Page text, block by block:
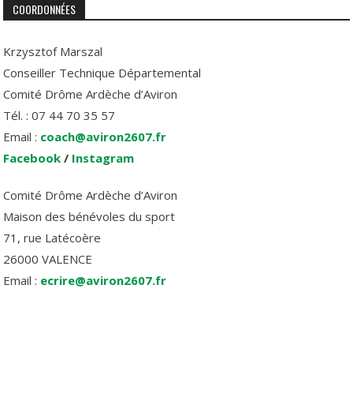
COORDONNÉES
Krzysztof Marszal
Conseiller Technique Départemental
Comité Drôme Ardèche d’Aviron
Tél. : 07 44 70 35 57
Email : coach@aviron2607.fr
Facebook / Instagram
Comité Drôme Ardèche d’Aviron
Maison des bénévoles du sport
71, rue Latécoère
26000 VALENCE
Email : ecrire@aviron2607.fr